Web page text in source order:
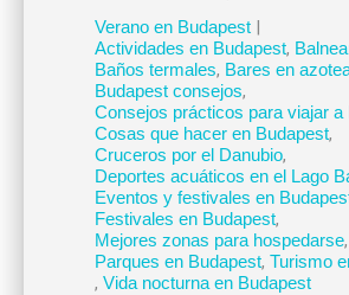
Verano en Budapest|
Actividades en Budapest,
Baños termales, Bares en
Budapest consejos,
Consejos prácticos para viajar a
Cosas que hacer en Budapest,
Cruceros por el Danubio,
Deportes acuáticos en el Lago
Eventos y festivales en
Festivales en Budapest,
Mejores zonas para hospedarse,
Parques en Budapest, Turismo
, Vida nocturna en Budapest